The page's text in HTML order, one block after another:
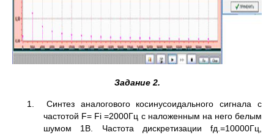
Задание 2.
1. Синтез аналогового косинусоидального сигнала с
частотой F= Fi =2000Гц с наложенным на него белым
шумом 1В. Частота дискретизации fд.=10000Гц,